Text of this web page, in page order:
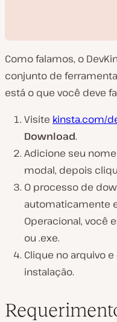
Como falamos, o
conjunto de
está o que você deve
Visite kinsta.com/
Download.
Adicione seu
modal, depois
O processo de
automaticamente
Operacional, você
ou .exe.
Clique no arquivo
instalação.